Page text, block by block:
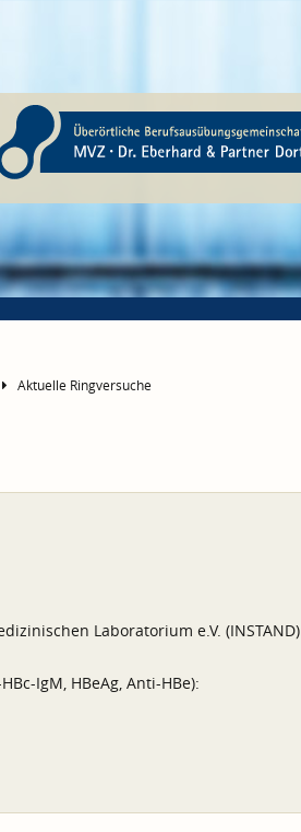
Aktuelle Ringversuche
Laboratorium e.V. (INSTAND)
IgM, HBeAg, Anti-HBe):